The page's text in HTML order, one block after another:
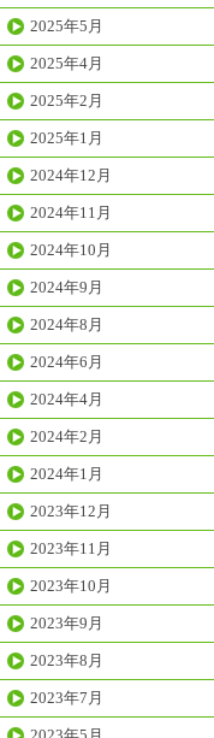
2025年5月
2025年4月
2025年2月
2025年1月
2024年12月
2024年11月
2024年10月
2024年9月
2024年8月
2024年6月
2024年4月
2024年2月
2024年1月
2023年12月
2023年11月
2023年10月
2023年9月
2023年8月
2023年7月